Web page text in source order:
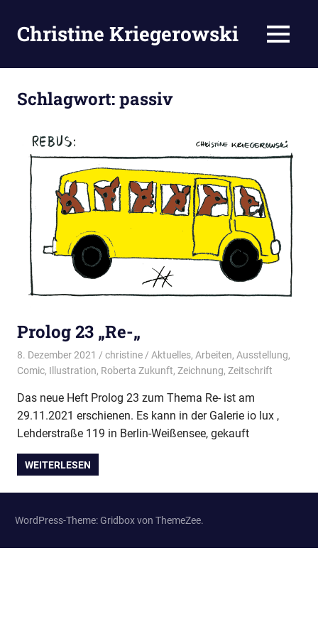
Inhalt
springen
Christine Kriegerowski MENÜ
Schlagwort:passiv
Prolog 23 „Re-„
8. Dezember 2021 christine Aktuelles, Arbeiten, Ausstellung,
Comic, Illustration, Roberta Zukunft, Zeichnung, Zeitschrift
Das neue Heft Prolog 23 zum Thema Re- ist am
29.11.2021 erschienen. Es kann in der Galerie io lux ,
Lehderstraße 119 in Berlin-Weißensee, gekauft
WEITERLESEN
WordPress-Theme: Gridbox von ThemeZee.